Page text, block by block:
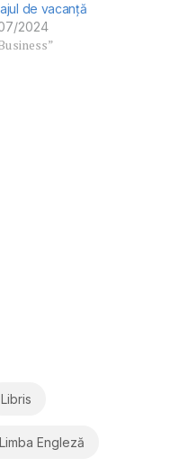
de vacanță
2024
Libris
Engleză